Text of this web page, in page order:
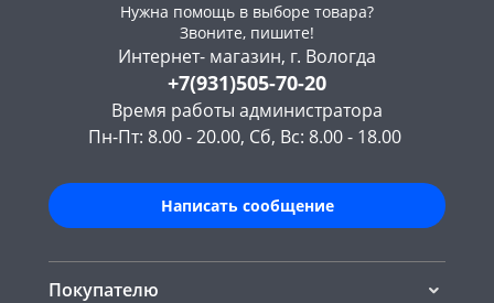
Нужна помощь в выборе товара?
Звоните, пишите!
Интернет- магазин, г. Вологда
+7(931)505-70-20
Время работы администратора
Пн-Пт: 8.00 - 20.00, Сб, Вс: 8.00 - 18.00
Написать сообщение
Покупателю